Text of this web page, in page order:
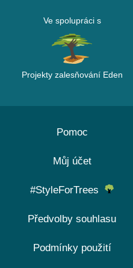
Ve spolupráci s
Projekty zalesňování Eden
Pomoc
Můj účet
#StyleForTrees
Předvolby souhlasu
Podmínky použití